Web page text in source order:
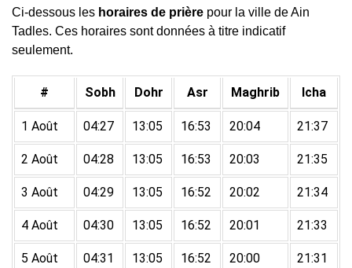
Ci-dessous les horaires de prière pour la ville de Ain
Tadles. Ces horaires sont données à titre indicatif
seulement.
# Sobh Dohr Asr Maghrib Icha
1 Août 04:27 13:05 16:53 20:04 21:37
2 Août 04:28 13:05 16:53 20:03 21:35
3 Août 04:29 13:05 16:52 20:02 21:34
4 Août 04:30 13:05 16:52 20:01 21:33
5 Août 04:31 13:05 16:52 20:00 21:31